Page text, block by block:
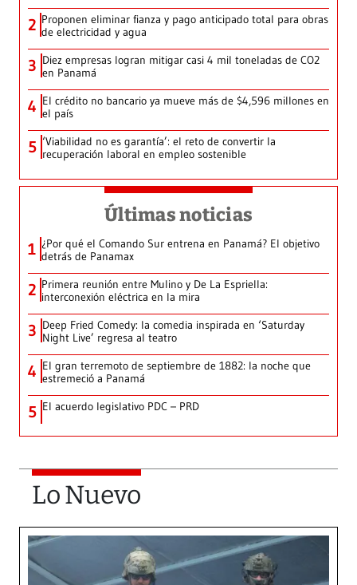
2 Proponen eliminar fianza y pago anticipado total para obras
de electricidad y agua
3 Diez empresas logran mitigar casi 4 mil toneladas de CO2
en Panamá
4 El crédito no bancario ya mueve más de $4,596 millones en
el país
5 ‘Viabilidad no es garantía’: el reto de convertir la
recuperación laboral en empleo sostenible
Últimas noticias
1 ¿Por qué el Comando Sur entrena en Panamá? El objetivo
detrás de Panamax
2 Primera reunión entre Mulino y De La Espriella:
interconexión eléctrica en la mira
3 Deep Fried Comedy: la comedia inspirada en ‘Saturday
Night Live’ regresa al teatro
4 El gran terremoto de septiembre de 1882: la noche que
estremeció a Panamá
5 El acuerdo legislativo PDC – PRD
Lo Nuevo